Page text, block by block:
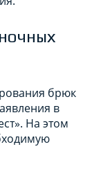
брюк
в
На этом